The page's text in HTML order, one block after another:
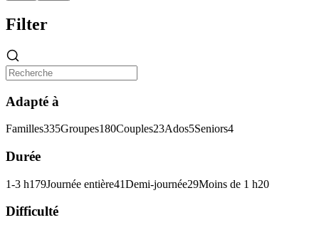
Filter
Adapté à
Familles335Groupes180Couples23Ados5Seniors4
Durée
1-3 h179Journée entière41Demi-journée29Moins de 1 h20
Difficulté